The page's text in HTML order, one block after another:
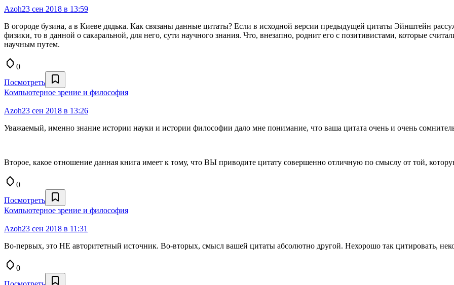
Azoh23 сен 2018 в 13:59
В огороде бузина, а в Киеве дядька. Как связаны данные цитаты? Если в исходной версии предыдущей цитаты Эйнштейн
физики, то в данной о сакаральной, для него, сути научного знания. Что, внезапно, роднит его с позитивистами, которые
научным путем.
0
Посмотреть
Компьютерное зрение и философия
Azoh23 сен 2018 в 13:26
Уважаемый, именно знание истории науки и истории философии дало мне понимание, что ваша цитата очень и очень
Второе, какое отношение данная книга имеет к тому, что ВЫ приводите цитату совершенно отличную по смыслу от той,
0
Посмотреть
Компьютерное зрение и философия
Azoh23 сен 2018 в 11:31
Во-первых, это НЕ авторитетный источник. Во-вторых, смысл вашей цитаты абсолютно другой. Нехорошо так цитировать,
0